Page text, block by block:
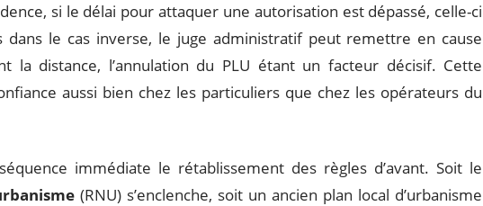
si le délai pour attaquer une autorisation est dépassé, celle-ci
dans le cas inverse, le juge administratif peut remettre en cause
la distance, l’annulation du PLU étant un facteur décisif. Cette
aussi bien chez les particuliers que chez les opérateurs du
immédiate le rétablissement des règles d’avant. Soit le
(RNU) s’enclenche, soit un ancien plan local d’urbanisme